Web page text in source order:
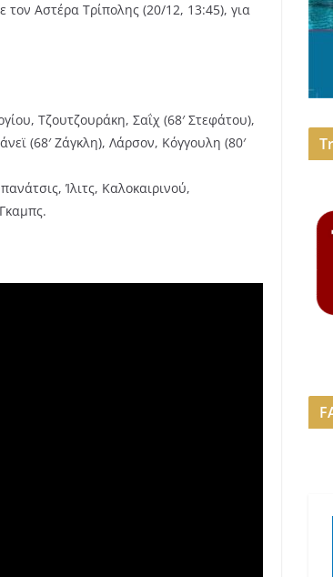
τον Αστέρα Τρίπολης (20/12, 13:45), για
Τζουτζουράκη, Σαΐχ (68′ Στεφάτου),
(68′ Ζάγκλη), Λάρσον, Κόγγουλη (80′
Ίλιτς, Καλοκαιρινού,